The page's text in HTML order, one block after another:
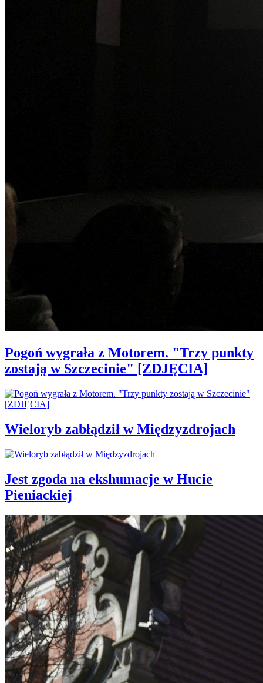
Pogoń wygrała z Motorem. "Trzy punkty
zostają w Szczecinie" [ZDJĘCIA]
Wieloryb zabłądził w Międzyzdrojach
Jest zgoda na ekshumacje w Hucie
Pieniackiej